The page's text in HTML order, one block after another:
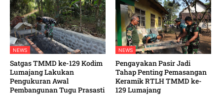
NEWS
Satgas TMMD ke-129 Kodim
Lumajang Lakukan
Pengukuran Awal
Pembangunan Tugu Prasasti
NEWS
Pengayakan Pasir Jadi
Tahap Penting Pemasangan
Keramik RTLH TMMD ke-
129 Lumajang